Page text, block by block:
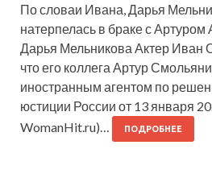
По словаи Ивана, Дарья
натерпелась в браке с
Дарья Мельникова Актер Иван
что его коллега Артур
иностранным агентом по
юстиции России от 13 января
WomanHit.ru)…
ПОДРОБНЕЕ